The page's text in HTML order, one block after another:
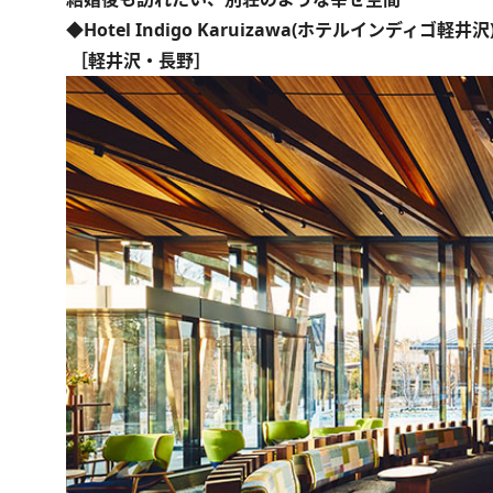
◆Hotel Indigo Karuizawa(ホテルインディゴ軽井沢
［軽井沢・長野］